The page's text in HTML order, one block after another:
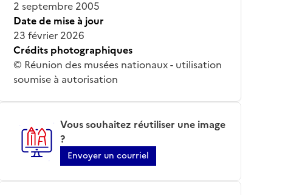
2 septembre 2005
Date de mise à jour
23 février 2026
Crédits photographiques
© Réunion des musées nationaux - utilisation
soumise à autorisation
Vous souhaitez réutiliser une image
?
Envoyer un courriel